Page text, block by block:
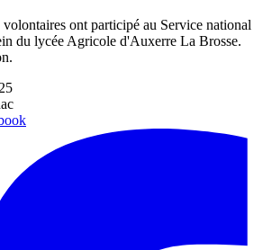
ont participé au Service national
du lycée Agricole d'Auxerre La Brosse.